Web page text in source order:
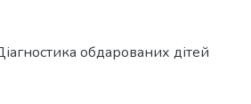
обдарованих дітей